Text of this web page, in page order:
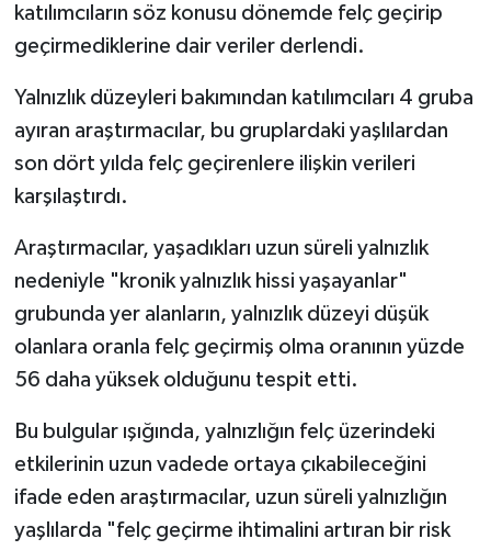
katılımcıların söz konusu dönemde felç geçirip
geçirmediklerine dair veriler derlendi.
Yalnızlık düzeyleri bakımından katılımcıları 4 gruba
ayıran araştırmacılar, bu gruplardaki yaşlılardan
son dört yılda felç geçirenlere ilişkin verileri
karşılaştırdı.
Araştırmacılar, yaşadıkları uzun süreli yalnızlık
nedeniyle "kronik yalnızlık hissi yaşayanlar"
grubunda yer alanların, yalnızlık düzeyi düşük
olanlara oranla felç geçirmiş olma oranının yüzde
56 daha yüksek olduğunu tespit etti.
Bu bulgular ışığında, yalnızlığın felç üzerindeki
etkilerinin uzun vadede ortaya çıkabileceğini
ifade eden araştırmacılar, uzun süreli yalnızlığın
yaşlılarda "felç geçirme ihtimalini artıran bir risk
Çanakkale Müftülüğü
Çorum Müftülüğü
Denizli Müftülüğü
Diyarbakır Müftülüğü
Düzce Müftülüğü
Edirne Müftülüğü
Erzincan Müftülüğü
Erzurum Müftülüğü
Podcast
Biyografiler
Diyanet TV
İhtida Haberleri
YAŞAM